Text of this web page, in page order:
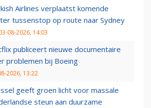
Airlines verplaatst komende
tussenstop op route naar Sydney
08-2026, 14:03
publiceert nieuwe documentaire
problemen bij Boeing
2026, 13:22
geeft groen licht voor massale
steun aan duurzame